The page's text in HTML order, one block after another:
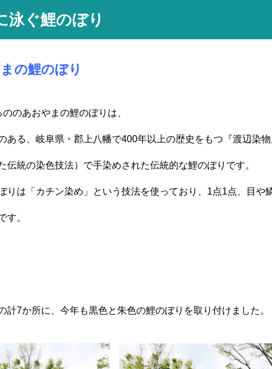
泳ぐ鯉のぼり
の鯉のぼり
のあおやまの鯉のぼりは、
ある、岐阜県・郡上八幡で400年以上の歴史をもつ『渡辺染
伝統の染色技法）で手染めされた伝統的な鯉のぼりです。
りは「カチン染め」という技法を使っており、1点1点、目や
す。
計7か所に、今年も黒色と朱色の鯉のぼりを取り付けました。